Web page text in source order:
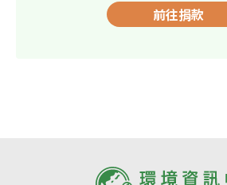
前往捐款